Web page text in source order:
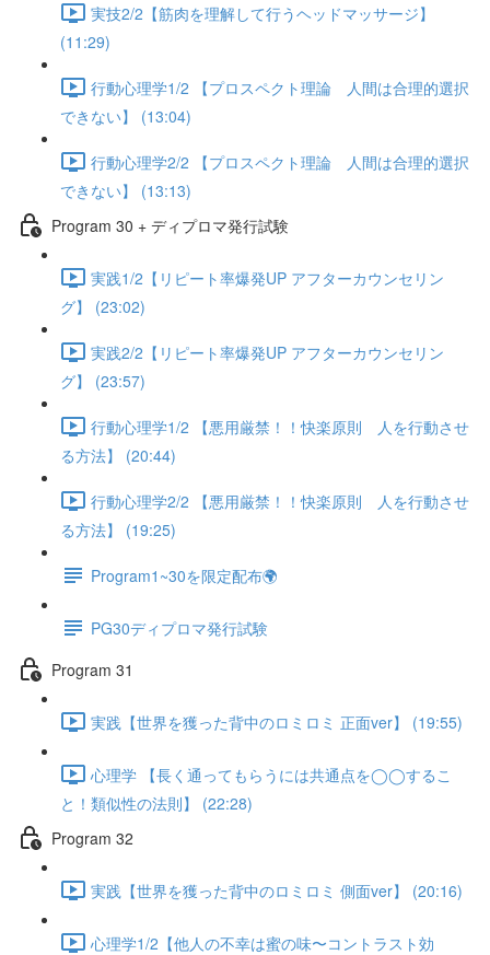
実技2/2【筋肉を理解して行うヘッドマッサージ】
(11:29)
行動心理学1/2 【プロスペクト理論 人間は合理的選択
できない】 (13:04)
行動心理学2/2 【プロスペクト理論 人間は合理的選択
できない】 (13:13)
Program 30 + ディプロマ発行試験
実践1/2【リピート率爆発UP アフターカウンセリン
グ】 (23:02)
実践2/2【リピート率爆発UP アフターカウンセリン
グ】 (23:57)
行動心理学1/2 【悪用厳禁！！快楽原則 人を行動させ
る方法】 (20:44)
行動心理学2/2 【悪用厳禁！！快楽原則 人を行動させ
る方法】 (19:25)
Program1~30を限定配布🌍
PG30ディプロマ発行試験
Program 31
実践【世界を獲った背中のロミロミ 正面ver】 (19:55)
心理学 【長く通ってもらうには共通点を◯◯するこ
と！類似性の法則】 (22:28)
Program 32
実践【世界を獲った背中のロミロミ 側面ver】 (20:16)
心理学1/2【他人の不幸は蜜の味〜コントラスト効